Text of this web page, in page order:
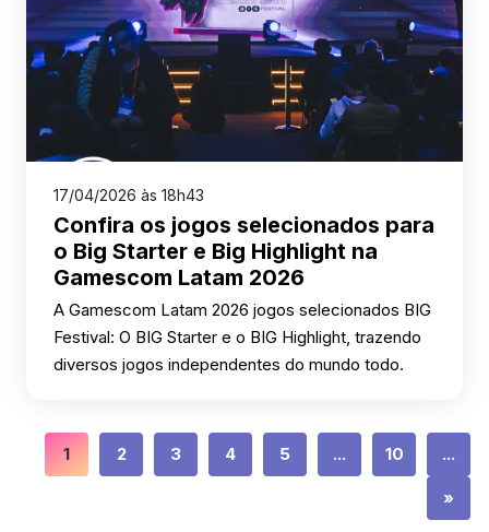
17/04/2026 às 18h43
Confira os jogos selecionados para
o Big Starter e Big Highlight na
Gamescom Latam 2026
A Gamescom Latam 2026 jogos selecionados BIG
Festival: O BIG Starter e o BIG Highlight, trazendo
diversos jogos independentes do mundo todo.
1 2 3 4 5 ... 10 ...
»